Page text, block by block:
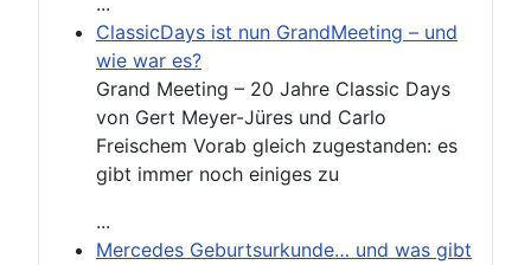
ClassicDays ist nun GrandMeeting – und
wie war es?
Grand Meeting – 20 Jahre Classic Days
von Gert Meyer-Jüres und Carlo
Freischem Vorab gleich zugestanden: es
gibt immer noch einiges zu
...
Mercedes Geburtsurkunde… und was gibt